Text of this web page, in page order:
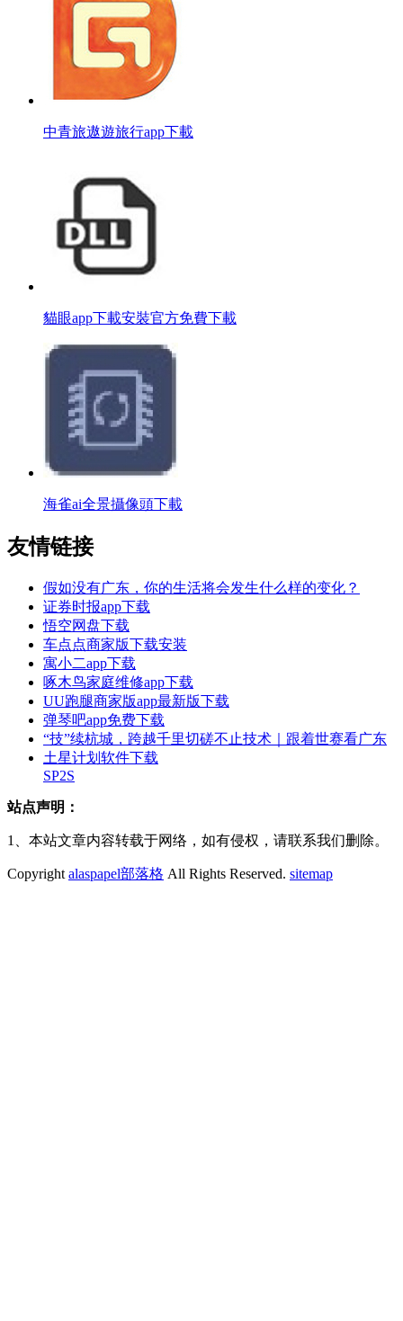
中青旅遨遊旅行app下載
貓眼app下載安裝官方免費下載
海雀ai全景攝像頭下載
友情链接
假如没有广东，你的生活将会发生什么样的变化？
证券时报app下载
悟空网盘下载
车点点商家版下载安装
寓小二app下载
啄木鸟家庭维修app下载
UU跑腿商家版app最新版下载
弹琴吧app免费下载
“技”续杭城，跨越千里切磋不止技术｜跟着世赛看广东
土星计划软件下载
SP2S
站点声明：
1、本站文章内容转载于网络，如有侵权，请联系我们删除。
Copyright alaspapel部落格 All Rights Reserved. sitemap